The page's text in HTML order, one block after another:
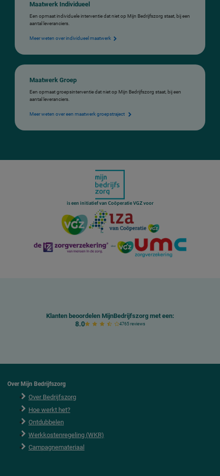
Maatwerk Individueel
Een opmaat individuele interventie dat niet op Mijn Bedrijfszorg staat, bij een
aantal leveranciers.
Meer weten over individueel maatwerk
Maatwerk Groep
Een opmaat groepsinterventie dat niet op Mijn Bedrijfszorg staat, bij een
aantal leveranciers.
Meer weten over een maatwerk groepstraject
is een initiatief van Coöperatie VGZ voor
Klanten beoordelen MijnBedrijfszorg met een:
8.0 4765 reviews
Over Mijn Bedrijfszorg
Over Bedrijfszorg
Hoe werkt het?
Ontdubbelen
Werkkostenregeling (WKR)
Campagnemateriaal